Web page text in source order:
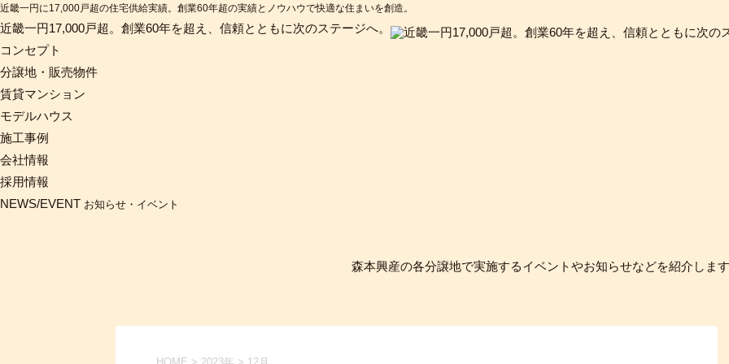
近畿一円に17,000戸超の住宅供給実績。創業60年超の実績とノウハウで快適な住まいを創造。
近畿一円17,000戸超。創業60年を超え、信頼とともに次のステージへ。
コンセプト
分譲地・販売物件
賃貸マンション
モデルハウス
施工事例
会社情報
採用情報
NEWS/EVENT お知らせ・イベント
森本興産の各分譲地で実施するイベントやお知らせなどを紹介しま